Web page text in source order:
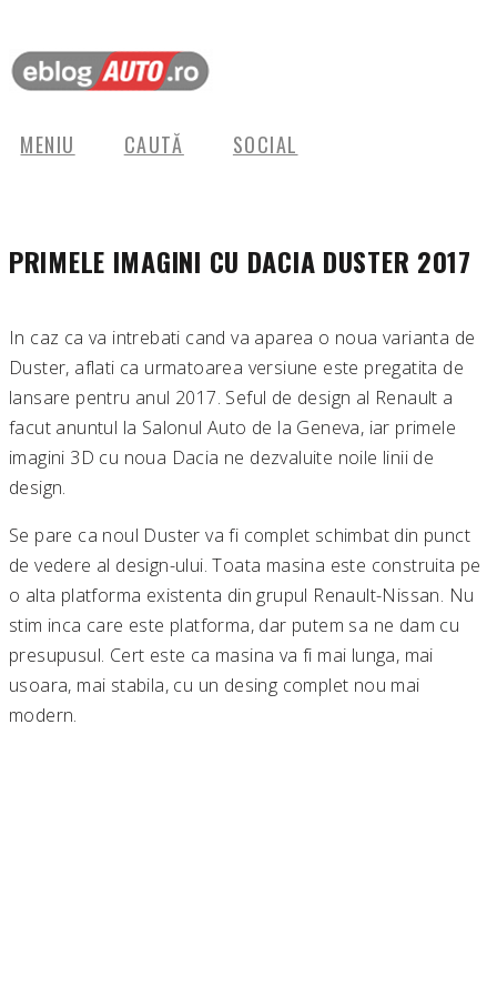
MENIU CAUTĂ SOCIAL
PRIMELE IMAGINI CU DACIA DUSTER 2017
In caz ca va intrebati cand va aparea o noua varianta de
Duster, aflati ca urmatoarea versiune este pregatita de
lansare pentru anul 2017. Seful de design al Renault a
facut anuntul la Salonul Auto de la Geneva, iar primele
imagini 3D cu noua Dacia ne dezvaluite noile linii de
design.
Se pare ca noul Duster va fi complet schimbat din punct
de vedere al design-ului. Toata masina este construita pe
o alta platforma existenta din grupul Renault-Nissan. Nu
stim inca care este platforma, dar putem sa ne dam cu
presupusul. Cert este ca masina va fi mai lunga, mai
usoara, mai stabila, cu un desing complet nou mai
modern.